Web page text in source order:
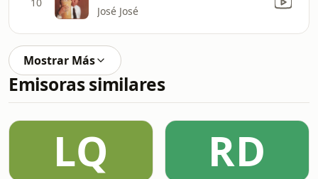
José José
Mostrar Más
Emisoras similares
LQ RD